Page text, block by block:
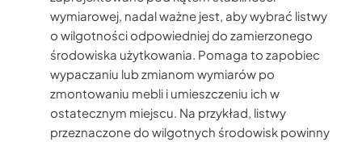
wymiarowej, nadal ważne jest, aby wybrać listwy
o wilgotności odpowiedniej do zamierzonego
środowiska użytkowania. Pomaga to zapobiec
wypaczaniu lub zmianom wymiarów po
zmontowaniu mebli i umieszczeniu ich w
ostatecznym miejscu. Na przykład, listwy
przeznaczone do wilgotnych środowisk powinny